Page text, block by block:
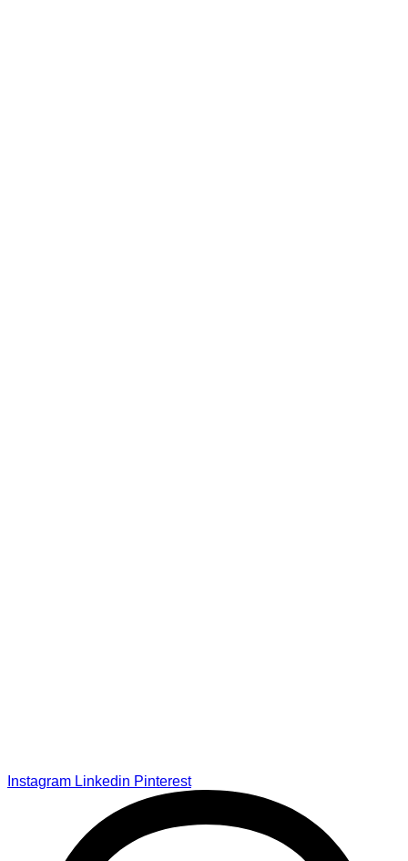
Instagram Linkedin Pinterest